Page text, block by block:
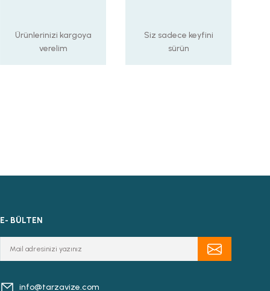
Ürünlerinizi kargoya
verelim
Siz sadece keyfini
sürün
E- BÜLTEN
info@tarzavize.com